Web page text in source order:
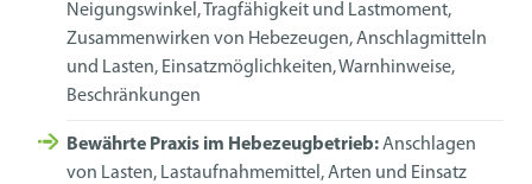
Neigungswinkel, Tragfähigkeit und Lastmoment,
Zusammenwirken von Hebezeugen, Anschlagmitteln
und Lasten, Einsatzmöglichkeiten, Warnhinweise,
Beschränkungen
Bewährte Praxis im Hebezeugbetrieb:Anschlagen
von Lasten, Lastaufnahmemittel, Arten und Einsatz